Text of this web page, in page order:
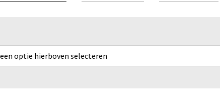
optie hierboven selecteren